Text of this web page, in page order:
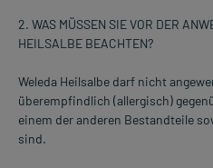
2. WAS MÜSSEN SIE VOR DER
HEILSALBE BEACHTEN?
Weleda Heilsalbe darf nicht
überempfindlich (allergisch)
einem der anderen Bestandteile
sind.